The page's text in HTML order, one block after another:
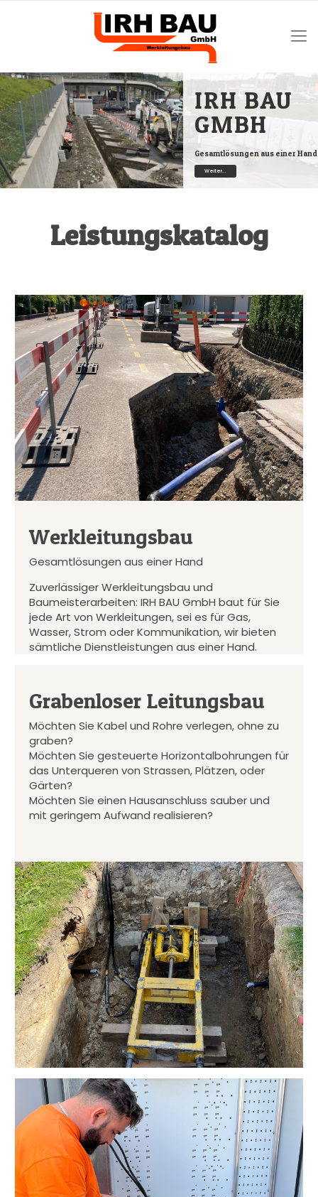
IRH BAU
GMBH
Gesamtlösungen aus einer
Weiter...
Leistungskatalog
Werkleitungsbau
Gesamtlösungen aus einer Hand
Zuverlässiger Werkleitungsbau und
Baumeisterarbeiten: IRH BAU GmbH baut für Sie
jede Art von Werkleitungen, sei es für Gas,
Wasser, Strom oder Kommunikation, wir bieten
sämtliche Dienstleistungen aus einer Hand.
Grabenloser Leitungsbau
Möchten Sie Kabel und Rohre verlegen, ohne zu
graben?
Möchten Sie gesteuerte Horizontalbohrungen für
das Unterqueren von Strassen, Plätzen, oder
Gärten?
Möchten Sie einen Hausanschluss sauber und
mit geringem Aufwand realisieren?